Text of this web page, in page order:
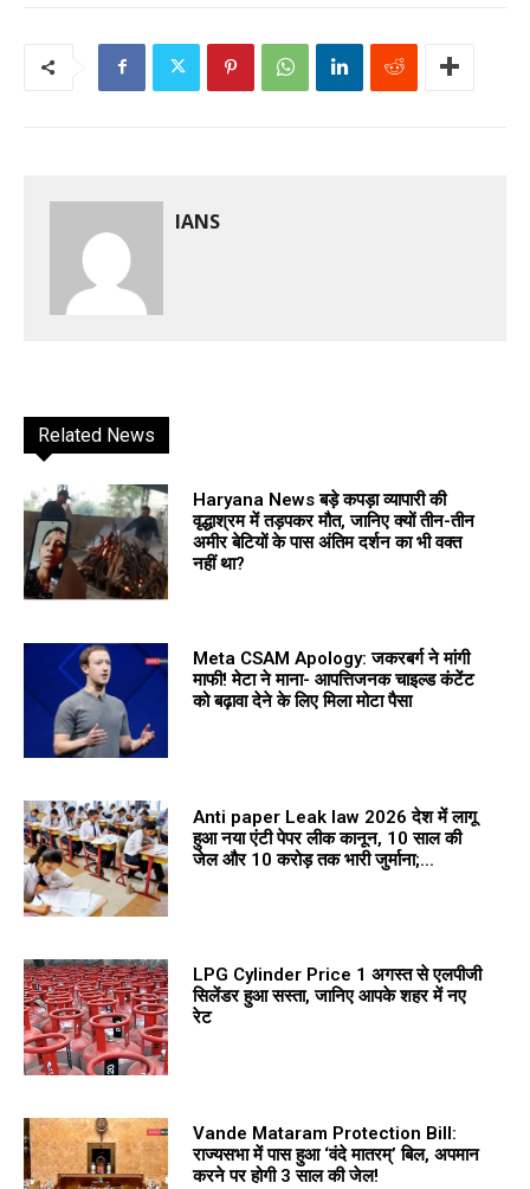
IANS
Related News
Haryana News बड़े कपड़ा व्यापारी की
वृद्धाश्रम में तड़पकर मौत, जानिए क्यों तीन-तीन
अमीर बेटियों के पास अंतिम दर्शन का भी वक्त
नहीं था?
Meta CSAM Apology: जकरबर्ग ने मांगी
माफी! मेटा ने माना- आपत्तिजनक चाइल्ड कंटेंट
को बढ़ावा देने के लिए मिला मोटा पैसा
Anti paper Leak law 2026 देश में लागू
हुआ नया एंटी पेपर लीक कानून, 10 साल की
जेल और 10 करोड़ तक भारी जुर्माना;...
LPG Cylinder Price 1 अगस्त से एलपीजी
सिलेंडर हुआ सस्ता, जानिए आपके शहर में नए
रेट
Vande Mataram Protection Bill:
राज्यसभा में पास हुआ ‘वंदे मातरम्’ बिल, अपमान
करने पर होगी 3 साल की जेल!